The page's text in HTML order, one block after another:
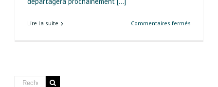
Lire la suite Commentaires fermés